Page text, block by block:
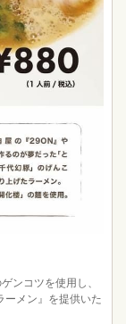
ンコツを使用し、
ーメン』を提供いた